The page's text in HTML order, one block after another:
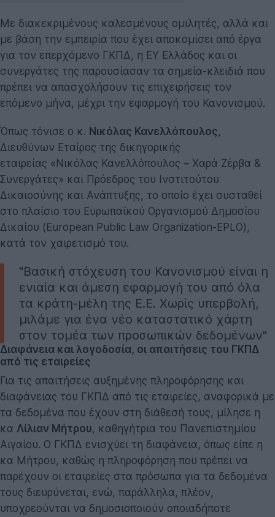
Με διακεκριμένους καλεσμένους ομιλητές, αλλά και
με βάση την εμπειρία που έχει αποκομίσει από έργα
για τον επερχόμενο ΓΚΠΔ, η ΕΥ Ελλάδος και οι
συνεργάτες της παρουσίασαν τα σημεία-κλειδιά που
πρέπει να απασχολήσουν τις επιχειρήσεις τον
επόμενο μήνα, μέχρι την εφαρμογή του Κανονισμού.
Όπως τόνισε ο κ. Νικόλας Κανελλόπουλος,
Διευθύνων Εταίρος της δικηγορικής
εταιρείας «Νικόλας Κανελλόπουλος – Χαρά Ζέρβα &
Συνεργάτες» και Πρόεδρος του Ινστιτούτου
Δικαιοσύνης και Ανάπτυξης, το οποίο έχει συσταθεί
στο πλαίσιο του Ευρωπαϊκού Οργανισμού Δημοσίου
Δικαίου (European Public Law Organization-EPLO),
κατά τον χαιρετισμό του.
"Βασική στόχευση του Κανονισμού είναι η
ενιαία και άμεση εφαρμογή του από όλα
τα κράτη-μέλη της Ε.Ε. Χωρίς υπερβολή,
μιλάμε για ένα νέο καταστατικό χάρτη
στον τομέα των προσωπικών δεδομένων"
Διαφάνεια και λογοδοσία, οι απαιτήσεις του ΓΚΠΔ
από τις εταιρείες
Για τις απαιτήσεις αυξημένης πληροφόρησης και
διαφάνειας του ΓΚΠΔ από τις εταιρείες, αναφορικά με
τα δεδομένα που έχουν στη διάθεσή τους, μίλησε η
κα Λίλιαν Μήτρου, καθηγήτρια του Πανεπιστημίου
Αιγαίου. Ο ΓΚΠΔ ενισχύει τη διαφάνεια, όπως είπε η
κα Μήτρου, καθώς η πληροφόρηση που πρέπει να
παρέχουν οι εταιρείες στα πρόσωπα για τα δεδομένα
τους διευρύνεται, ενώ, παράλληλα, πλέον,
υποχρεούνται να δημοσιοποιούν οποιαδήποτε